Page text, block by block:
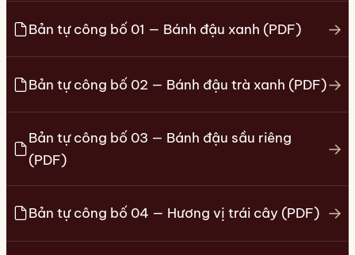
Bản tự công bố 01 — Bánh đậu xanh (PDF) →
Bản tự công bố 02 — Bánh đậu trà xanh (PDF)→
Bản tự công bố 03 — Bánh đậu sầu riêng
(PDF)
→
Bản tự công bố 04 — Hương vị trái cây (PDF) →